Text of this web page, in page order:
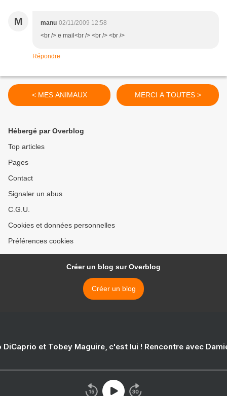
M manu 02/11/2009 12:58
<br /> e mail<br /> <br /> <br />
Répondre
< MES ANIMAUX MERCI A TOUTES >
Hébergé par Overblog
Top articles
Pages
Contact
Signaler un abus
C.G.U.
Cookies et données personnelles
Préférences cookies
Créer un blog sur Overblog
Créer un blog
DiCaprio et Tobey Maguire, c'est lui ! Rencontre avec